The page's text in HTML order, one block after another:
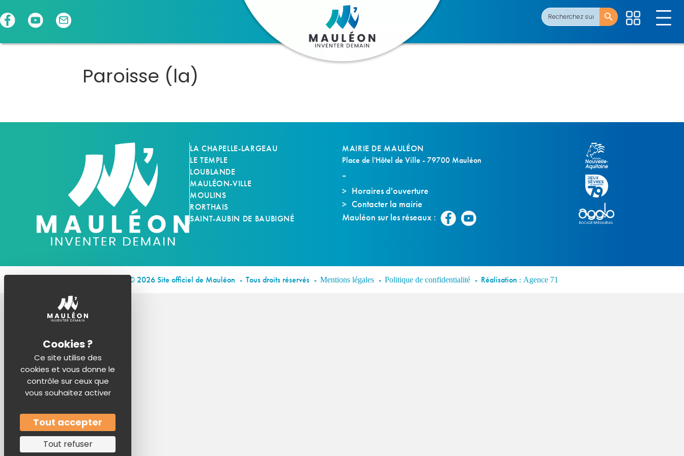
Search
for:
Search Button
Paroisse (la)
LA CHAPELLE-LARGEAU
LE TEMPLE
LOUBLANDE
MAULÉON-VILLE
MOULINS
RORTHAIS
SAINT-AUBIN DE BAUBIGNÉ
MAIRIE DE MAULÉON
Place de l'Hôtel de Ville - 79700 Mauléon
Horaires d'ouverture
Contacter la mairie
Mauléon sur les réseaux :
© 2026 Site officiel de Mauléon Tous droits réservés Mentions légales Politique de confidentialité Réalisation : Agence 71
Ce site utilise des
cookies et vous donne le
contrôle sur ceux que
vous souhaitez activer
Tout accepter
Tout refuser